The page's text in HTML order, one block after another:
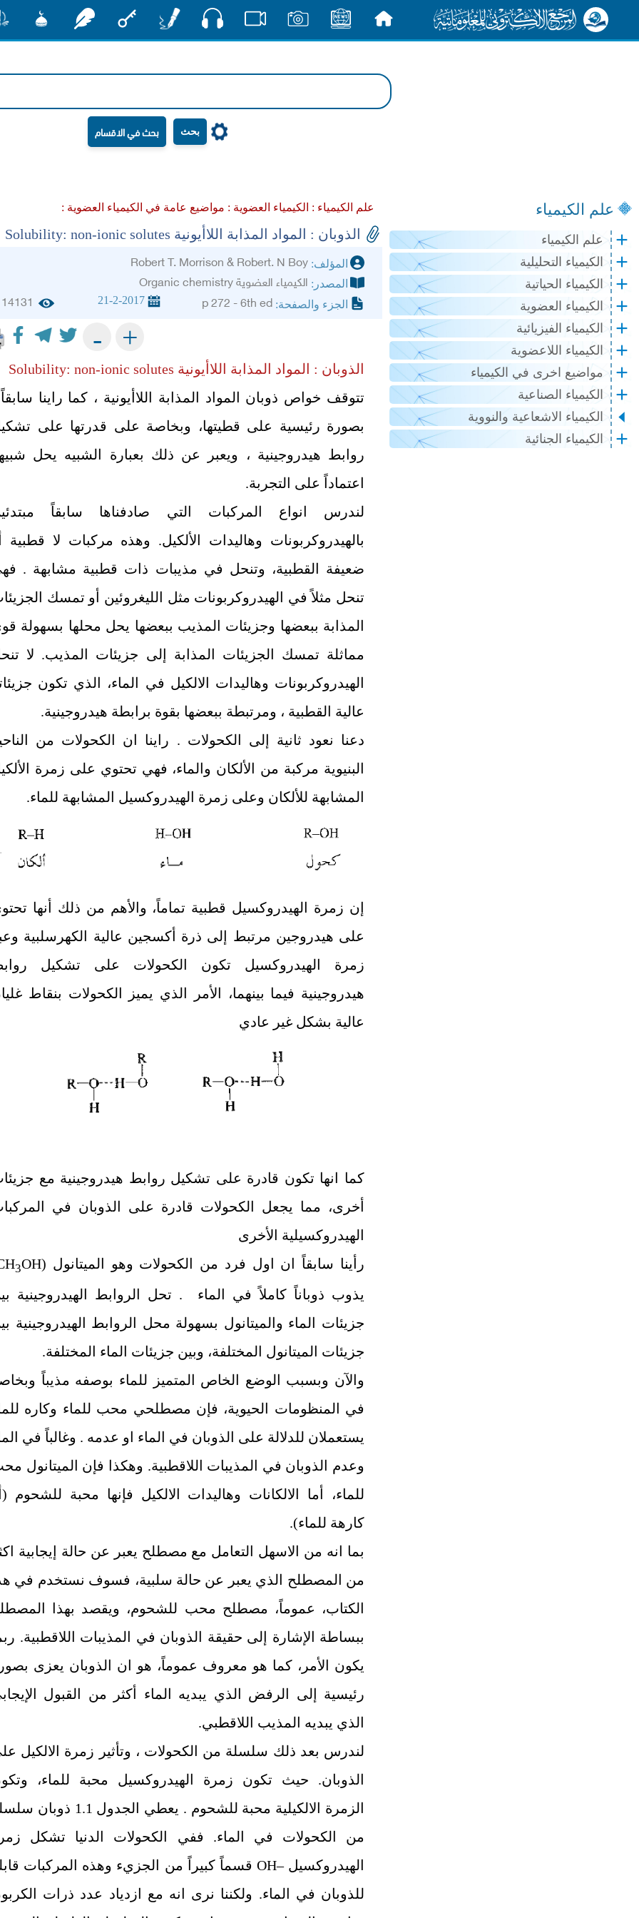
بحث
علم الكيمياء
علم الكيمياء
الكيمياء التحليلية
الكيمياء الحياتية
الكيمياء العضوية
الكيمياء الفيزيائية
الكيمياء اللاعضوية
مواضيع اخرى في الكيمياء
الكيمياء الصناعية
الكيمياء الاشعاعية والنووية
الكيمياء الجنائية
علم الكيمياء : الكيمياء العضوية : مواضيع عامة في الكيمياء العضوية :
الذوبان : المواد المذابة اللاأيونية Solubility: non-ionic solutes
المؤلف: Robert T. Morrison & Robert. N Boy
المصدر: الكيمياء العضوية Organic chemistry
الجزء والصفحة: p 272 - 6th ed
21-2-2017
14131
+
-
الذوبان : المواد المذابة اللاأيونية Solubility: non-ionic solutes
تتوقف خواص ذوبان المواد المذابة اللاأيونية ، كما راينا
بصورة رئيسية على قطيتها، وبخاصة على قدرتها على
روابط هيدروجينية ، ويعبر عن ذلك بعبارة الشبيه يحل
اعتماداً على التجربة.
لندرس انواع المركبات التي صادفناها سابقاً
بالهيدروكربونات وهاليدات الألكيل. وهذه مركبات لا قطبية
ضعيفة القطبية، وتنحل في مذيبات ذات قطبية مشابهة .
تنحل مثلاً في الهيدروكربونات مثل الليغروئين أو تمسك
المذابة ببعضها وجزيئات المذيب ببعضها يحل محلها بسهولة
مماثلة تمسك الجزيئات المذابة إلى جزيئات المذيب. لا
الهيدروكربونات وهاليدات الالكيل في الماء، الذي تكون
عالية القطبية ، ومرتبطة ببعضها بقوة برابطة هيدروجينية.
دعنا نعود ثانية إلى الكحولات . راينا ان الكحولات من
البنيوية مركبة من الألكان والماء، فهي تحتوي على زمرة
المشابهة للألكان وعلى زمرة الهيدروكسيل المشابهة للماء.
إن زمرة الهيدروكسيل قطبية تماماً، والأهم من ذلك أنها
على هيدروجين مرتبط إلى ذرة أكسجين عالية الكهرسلبية
زمرة الهيدروكسيل تكون الكحولات على تشكيل
هيدروجينية فيما بينهما، الأمر الذي يميز الكحولات بنقاط
عالية بشكل غير عادي
كما انها تكون قادرة على تشكيل روابط هيدروجينية مع
أخرى، مما يجعل الكحولات قادرة على الذوبان في
الهيدروكسيلية الأخرى
رأينا سابقاً ان اول فرد من الكحولات وهو الميتانول (
3OH
يذوب ذوباناً كاملاً في الماء . تحل الروابط الهيدروجينية
جزيئات الماء والميتانول بسهولة محل الروابط الهيدروجينية
جزيئات الميتانول المختلفة، وبين جزيئات الماء المختلفة.
والآن وبسبب الوضع الخاص المتميز للماء بوصفه مذيباً
في المنظومات الحيوية، فإن مصطلحي محب للماء وكاره
يستعملان للدلالة على الذوبان في الماء او عدمه . وغالباً في
وعدم الذوبان في المذيبات اللاقطبية. وهكذا فإن الميتانول
للماء، أما الالكانات وهاليدات الالكيل فإنها محبة للشحوم
كارهة للماء).
بما انه من الاسهل التعامل مع مصطلح يعبر عن حالة إيجابية
من المصطلح الذي يعبر عن حالة سلبية، فسوف نستخدم في
الكتاب، عموماً، مصطلح محب للشحوم، ويقصد بهذا
ببساطة الإشارة إلى حقيقة الذوبان في المذيبات اللاقطبية.
يكون الأمر، كما هو معروف عموماً، هو ان الذوبان يعزى
رئيسية إلى الرفض الذي يبديه الماء أكثر من القبول
الذي يبديه المذيب اللاقطبي.
لندرس بعد ذلك سلسلة من الكحولات ، وتأثير زمرة الالكيل
الذوبان. حيث تكون زمرة الهيدروكسيل محبة للماء،
الزمرة الالكيلية محبة للشحوم . يعطي الجدول 1.1 ذوبان
من الكحولات في الماء. ففي الكحولات الدنيا تشكل
الهيدروكسيل–OH
قسماً كبيراً من الجزيء وهذه المركبات
للذوبان في الماء. ولكننا نرى انه مع ازدياد عدد ذرات